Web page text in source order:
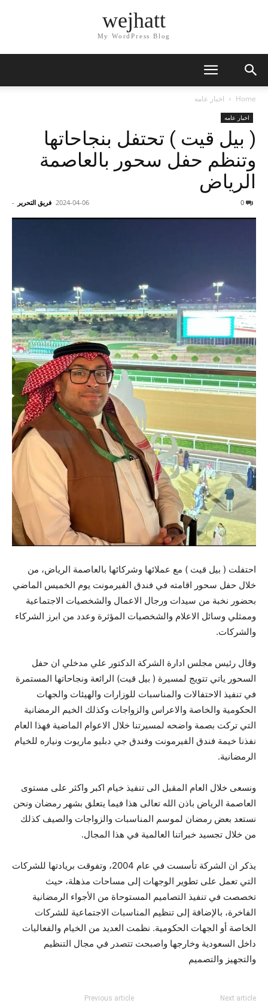
wejhatt
My WordPress Blog
Home اخبار عامه
اخبار عامه
( بيل قيت ) تحتفل بنجاحاتها
وتنظم حفل سحور بالعاصمة
الرياض
فريق التحرير - 2024-04-06
احتفلت ( بيل قيت ) مع عملائها وشركائها بالعاصمة الرياض، من
خلال حفل سحور اقامته في فندق الفيرمونت يوم الخميس الماضي
بحضور نخبة من سيدات ورجال الاعمال والشخصيات الاجتماعية
وممثلي وسائل الاعلام والشخصيات المؤثرة وعدد من ابرز الشركاء
والشركات.
وقال رئيس مجلس ادارة الشركة الدكتور علي مدخلي ان حفل
السحور ياتي تتويج لمسيرة ( بيل قيت) الرائعة ونجاحاتها المستمرة
في تنفيذ الاحتفالات والمناسبات للوزارات والهيئات والجهات
الحكومية والخاصة والاعراس والزواجات وكذلك الخيم الرمضانية
التي تركت بصمة واضحه لمسيرتنا خلال الاعوام الماضية فهذا العام
نفذنا خيمة فندق الفيرمونت وفندق جي دبليو ماريوت ونياره للخيام
الرمضانية.
ونسعى خلال العام المقبل الى تنفيذ خيام اكبر واكثر على مستوى
العاصمة الرياض باذن الله تعالى هذا فيما يتعلق بشهر رمضان ونحن
نستعد بعض رمضان لموسم المناسبات والزواجات والصيف كذلك
من خلال تجسيد خبراتنا العالمية في هذا المجال.
يذكر ان الشركة تأسست في عام 2004، وتفوقت بريادتها للشركات
التي تعمل على تطوير الوجهات إلى مساحات مذهلة، حيث
تخصصت في تنفيذ التصاميم المستوحاة من الأجواء الرمضانية
الفاخرة، بالإضافة إلى تنظيم المناسبات الاجتماعية للشركات
الخاصة أو الجهات الحكومية. نظمت العديد من الخيام والفعاليات
داخل السعودية وخارجها واصبحت تتصدر في مجال التنظيم
والتجهيز والتصميم
Previous article Next article